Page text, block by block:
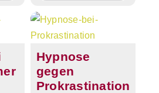
Hypnose
gegen
Prokrastination